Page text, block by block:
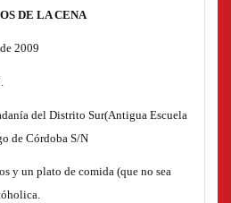
DE LA CENA
2009
del Distrito Sur(Antigua Escuela
de Córdoba S/N
y un plato de comida (que no sea